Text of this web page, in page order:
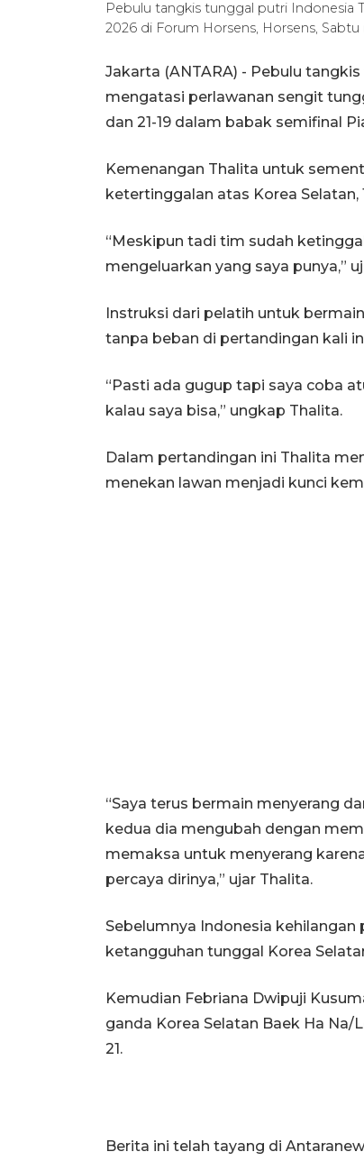
Pebulu tangkis tunggal putri Indonesia
2026 di Forum Horsens, Horsens,
Jakarta (ANTARA) - Pebulu
mengatasi perlawanan sengit
dan 21-19 dalam babak semifinal
Kemenangan Thalita untuk
ketertinggalan atas Korea Selatan,
“Meskipun tadi tim sudah
mengeluarkan yang saya punya,”
Instruksi dari pelatih untuk
tanpa beban di pertandingan kali
“Pasti ada gugup tapi saya coba
kalau saya bisa,” ungkap Thalita.
Dalam pertandingan ini Thalita
menekan lawan menjadi kunci
“Saya terus bermain menyerang
kedua dia mengubah dengan
memaksa untuk menyerang
percaya dirinya,” ujar Thalita.
Sebelumnya Indonesia
ketangguhan tunggal Korea
Kemudian Febriana Dwipuji
ganda Korea Selatan Baek Ha Na/
21.
Berita ini telah tayang di